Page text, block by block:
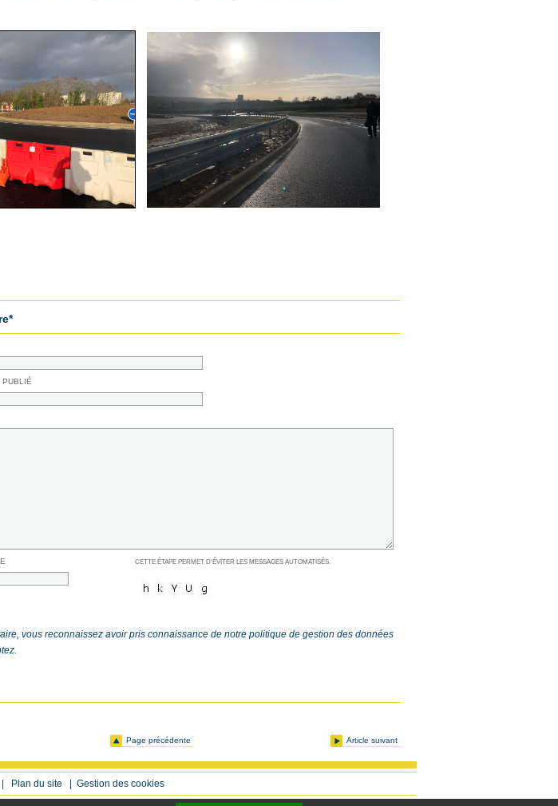
PUBLIÉ
CETTE ÉTAPE PERMET D'ÉVITER LES MESSAGES AUTOMATISÉS.
vous reconnaissez avoir pris connaissance de notre politique de gestion des données
Page précédente Article suivant
Plan du site Gestion des cookies